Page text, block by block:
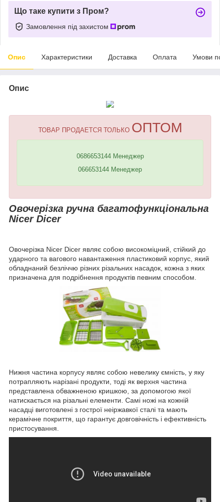
Що таке купити з Пром?
Замовлення під захистом
Опис Характеристики Доставка Оплата Умови
Опис
ТОВАР ПРОДАЕТСЯ ТОЛЬКО ОПТОМ
0686653144 Менеджер
066653144 Менеджер
Овочерізка ручна багатофункціональна
Nicer Dicer
Овочерізка Nicer Dicer являє собою високоміцний, стійкий до
ударного та вагового навантаження пластиковий корпус, який
обладнаний безліччю різних різальних насадок, кожна з яких
призначена для подрібнення продуктів певним способом.
Нижня частина корпусу являє собою невелику ємність, у яку
потрапляють нарізані продукти, тоді як верхня частина
представлена обважненою кришкою, за допомогою якої
натискається на різальні елементи. Самі ножі на кожній
насадці виготовлені з гострої неіржавкої сталі та мають
керамічне покриття, що гарантує довговічність і ефективність
пристосування.